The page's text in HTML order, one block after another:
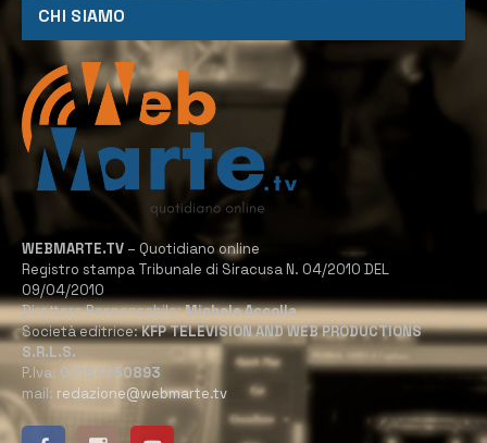
CHI SIAMO
WEBMARTE.TV – Quotidiano online
Registro stampa Tribunale di Siracusa N. 04/2010 DEL
09/04/2010
Direttore Responsabile:Michele Accolla
Società editrice:KFP TELEVISION AND WEB PRODUCTIONS
S.R.L.S.
P.Iva: 02184950893
mail: redazione@webmarte.tv